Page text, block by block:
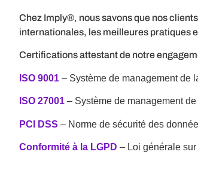
Chez Imply®, nous savons que nos
internationales, les meilleures pratiques
Certifications attestant de notre
ISO 9001 – Système de management de
ISO 27001 – Système de management
PCI DSS – Norme de sécurité des
Conformité à la LGPD – Loi générale